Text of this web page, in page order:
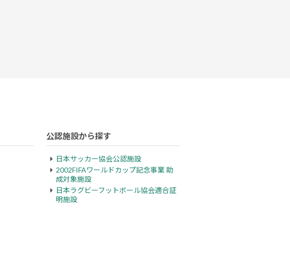
公認施設から探す
日本サッカー協会公認施設
2002FIFAワールドカップ記念事業 助
成対象施設
日本ラグビーフットボール協会適合証
明施設